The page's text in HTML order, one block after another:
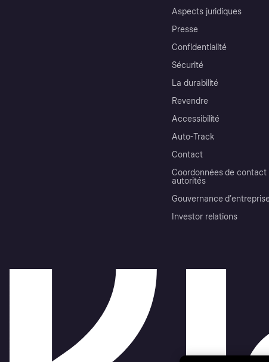
Aspects juridiques
Presse
Confidentialité
Sécurité
La durabilité
Revendre
Accessibilité
Auto-Track
Contact
Coordonnées de contact
autorités
Gouvernance
Investor relations